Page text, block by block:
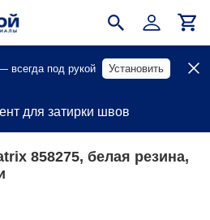
всегда под рукой Установить
для затирки швов
858275, белая резина,